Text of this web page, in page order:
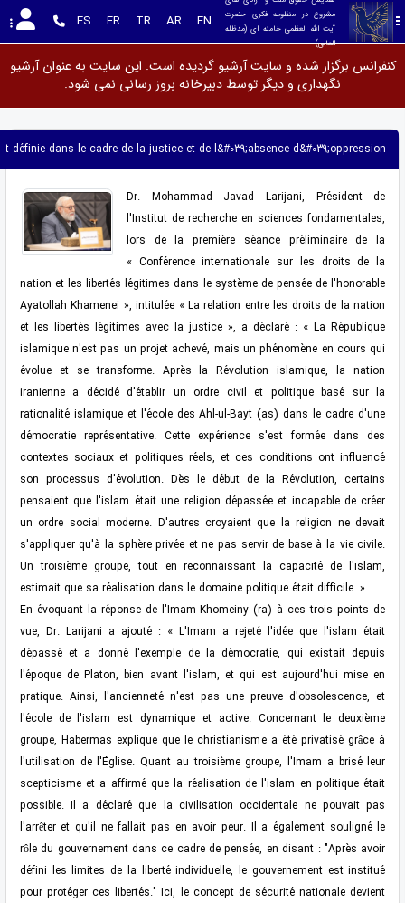
العالی)
EN
AR
TR
FR
ES
کنفرانس برگزار شده و سایت آرشیو گردیده است. این سایت به عنوان آرشیو
نگهداری و دیگر توسط دبیرخانه بروز رسانی نمی شود.
dans le cadre de la justice et de l&#039;absence d&#039;oppression »
Dr. Mohammad Javad Larijani, Président de
l'Institut de recherche en sciences fondamentales,
lors de la première séance préliminaire de la
« Conférence internationale sur les droits de la
nation et les libertés légitimes dans le système de pensée de l'honorable
Ayatollah Khamenei », intitulée « La relation entre les droits de la nation
et les libertés légitimes avec la justice », a déclaré : « La République
islamique n'est pas un projet achevé, mais un phénomène en cours qui
évolue et se transforme. Après la Révolution islamique, la nation
iranienne a décidé d'établir un ordre civil et politique basé sur la
rationalité islamique et l'école des Ahl-ul-Bayt (as) dans le cadre d'une
démocratie représentative. Cette expérience s'est formée dans des
contextes sociaux et politiques réels, et ces conditions ont influencé
son processus d'évolution. Dès le début de la Révolution, certains
pensaient que l'islam était une religion dépassée et incapable de créer
un ordre social moderne. D'autres croyaient que la religion ne devait
s'appliquer qu'à la sphère privée et ne pas servir de base à la vie civile.
Un troisième groupe, tout en reconnaissant la capacité de l'islam,
estimait que sa réalisation dans le domaine politique était difficile. »
En évoquant la réponse de l'Imam Khomeiny (ra) à ces trois points de
vue, Dr. Larijani a ajouté : « L'Imam a rejeté l'idée que l'islam était
dépassé et a donné l'exemple de la démocratie, qui existait depuis
l'époque de Platon, bien avant l'islam, et qui est aujourd'hui mise en
pratique. Ainsi, l'ancienneté n'est pas une preuve d'obsolescence, et
l'école de l'islam est dynamique et active. Concernant le deuxième
groupe, Habermas explique que le christianisme a été privatisé grâce à
l'utilisation de l'Église. Quant au troisième groupe, l'Imam a brisé leur
scepticisme et a affirmé que la réalisation de l'islam en politique était
possible. Il a déclaré que la civilisation occidentale ne pouvait pas
l'arrêter et qu'il ne fallait pas en avoir peur. Il a également souligné le
rôle du gouvernement dans ce cadre de pensée, en disant : "Après avoir
défini les limites de la liberté individuelle, le gouvernement est institué
pour protéger ces libertés." Ici, le concept de sécurité nationale devient